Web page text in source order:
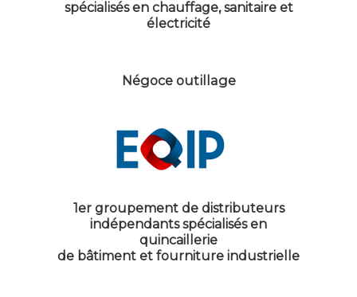
spécialisés en chauffage, sanitaire et
électricité
Négoce outillage
1er groupement de distributeurs
indépendants spécialisés en
quincaillerie
de bâtiment et fourniture industrielle